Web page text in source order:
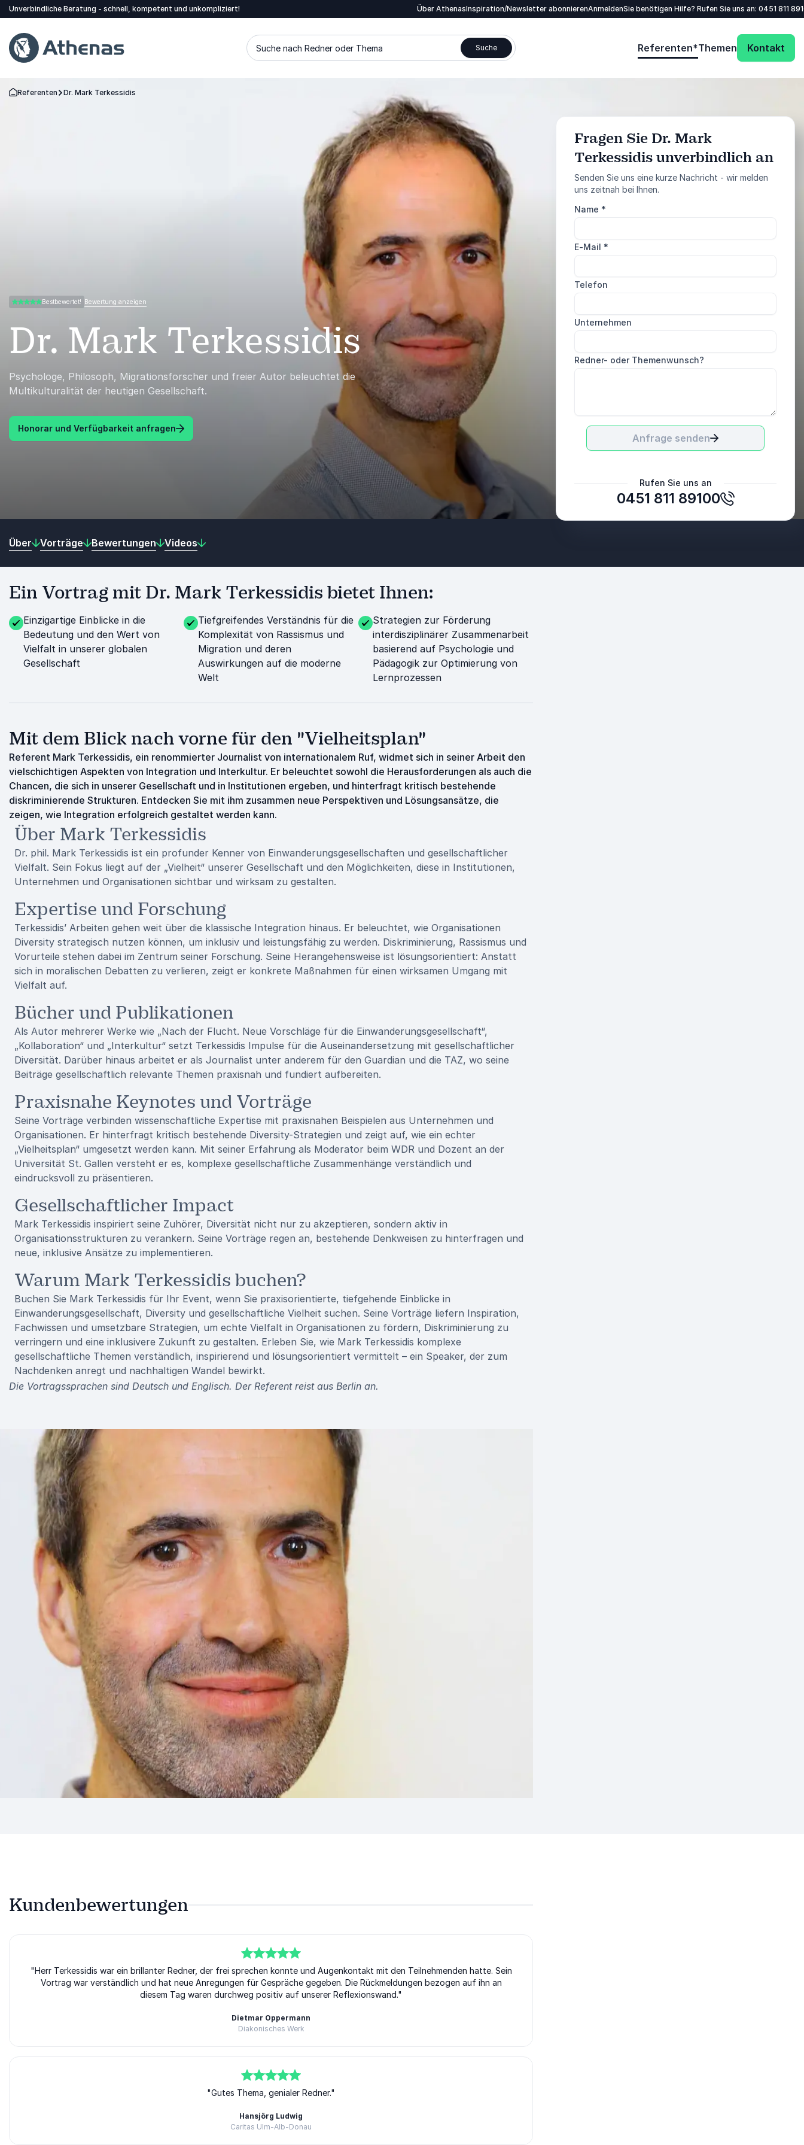
Unverbindliche Beratung - schnell, kompetent und unkompliziert! Über AthenasInspiration/Newsletter abonnierenAnmeldenSie benötigen Hilfe? Rufen Sie uns an: 0451 811
Suche nach Redner oder Thema Suche Referenten*Themen Kontakt
Zurück zur Startseite
Referenten Dr. Mark Terkessidis
Dr. Mark Terkessidis
Psychologe, Philosoph, Migrationsforscher und freier Autor beleuchtet die
Multikulturalität der heutigen Gesellschaft.
Honorar und Verfügbarkeit anfragen
5.00 von 5Bestbewertet! Bewertung anzeigen
Fragen Sie Dr. Mark
Terkessidis unverbindlich an
Senden Sie uns eine kurze Nachricht - wir melden
uns zeitnah bei Ihnen.
Name *
E-Mail *
Telefon
Unternehmen
Redner- oder Themenwunsch?
Anfrage senden
Rufen Sie uns an
0451 811 89100
Diakonisches Werk
Anfrage senden:
Sehr gute und professionelle Bearbeitung. Wir
Über Vorträge Bewertungen Videos
Ein Vortrag mit Dr. Mark Terkessidis bietet Ihnen:
Einzigartige Einblicke in die
Bedeutung und den Wert von
Vielfalt in unserer globalen
Gesellschaft
Tiefgreifendes Verständnis für die
Komplexität von Rassismus und
Migration und deren
Auswirkungen auf die moderne
Welt
Strategien zur Förderung
interdisziplinärer Zusammenarbeit
basierend auf Psychologie und
Pädagogik zur Optimierung von
Lernprozessen
Mit dem Blick nach vorne für den "Vielheitsplan"
Referent Mark Terkessidis, ein renommierter Journalist von internationalem Ruf, widmet sich in seiner Arbeit den
vielschichtigen Aspekten von Integration und Interkultur. Er beleuchtet sowohl die Herausforderungen als auch die
Chancen, die sich in unserer Gesellschaft und in Institutionen ergeben, und hinterfragt kritisch bestehende
diskriminierende Strukturen. Entdecken Sie mit ihm zusammen neue Perspektiven und Lösungsansätze, die
zeigen, wie Integration erfolgreich gestaltet werden kann.
Über Mark Terkessidis
Dr. phil. Mark Terkessidis ist ein profunder Kenner von Einwanderungsgesellschaften und gesellschaftlicher
Vielfalt. Sein Fokus liegt auf der „Vielheit“ unserer Gesellschaft und den Möglichkeiten, diese in Institutionen,
Unternehmen und Organisationen sichtbar und wirksam zu gestalten.
Expertise und Forschung
Terkessidis’ Arbeiten gehen weit über die klassische Integration hinaus. Er beleuchtet, wie Organisationen
Diversity strategisch nutzen können, um inklusiv und leistungsfähig zu werden. Diskriminierung, Rassismus und
Vorurteile stehen dabei im Zentrum seiner Forschung. Seine Herangehensweise ist lösungsorientiert: Anstatt
sich in moralischen Debatten zu verlieren, zeigt er konkrete Maßnahmen für einen wirksamen Umgang mit
Vielfalt auf.
Bücher und Publikationen
Als Autor mehrerer Werke wie „Nach der Flucht. Neue Vorschläge für die Einwanderungsgesellschaft“,
„Kollaboration“ und „Interkultur“ setzt Terkessidis Impulse für die Auseinandersetzung mit gesellschaftlicher
Diversität. Darüber hinaus arbeitet er als Journalist unter anderem für den Guardian und die TAZ, wo seine
Beiträge gesellschaftlich relevante Themen praxisnah und fundiert aufbereiten.
Praxisnahe Keynotes und Vorträge
Seine Vorträge verbinden wissenschaftliche Expertise mit praxisnahen Beispielen aus Unternehmen und
Organisationen. Er hinterfragt kritisch bestehende Diversity-Strategien und zeigt auf, wie ein echter
„Vielheitsplan“ umgesetzt werden kann. Mit seiner Erfahrung als Moderator beim WDR und Dozent an der
Universität St. Gallen versteht er es, komplexe gesellschaftliche Zusammenhänge verständlich und
eindrucksvoll zu präsentieren.
Gesellschaftlicher Impact
Mark Terkessidis inspiriert seine Zuhörer, Diversität nicht nur zu akzeptieren, sondern aktiv in
Organisationsstrukturen zu verankern. Seine Vorträge regen an, bestehende Denkweisen zu hinterfragen und
neue, inklusive Ansätze zu implementieren.
Warum Mark Terkessidis buchen?
Buchen Sie Mark Terkessidis für Ihr Event, wenn Sie praxisorientierte, tiefgehende Einblicke in
Einwanderungsgesellschaft, Diversity und gesellschaftliche Vielheit suchen. Seine Vorträge liefern Inspiration,
Fachwissen und umsetzbare Strategien, um echte Vielfalt in Organisationen zu fördern, Diskriminierung zu
verringern und eine inklusivere Zukunft zu gestalten. Erleben Sie, wie Mark Terkessidis komplexe
gesellschaftliche Themen verständlich, inspirierend und lösungsorientiert vermittelt – ein Speaker, der zum
Nachdenken anregt und nachhaltigen Wandel bewirkt.
Die Vortragssprachen sind Deutsch und Englisch. Der Referent reist aus Berlin an.
Kundenbewertungen
5von5
"Herr Terkessidis war ein brillanter Redner, der frei sprechen konnte und Augenkontakt mit den Teilnehmenden hatte. Sein
Vortrag war verständlich und hat neue Anregungen für Gespräche gegeben. Die Rückmeldungen bezogen auf ihn an
diesem Tag waren durchweg positiv auf unserer Reflexionswand."
Dietmar Oppermann
Diakonisches Werk
"Gutes Thema, genialer Redner."
Hansjörg Ludwig
Caritas Ulm-Alb-Donau